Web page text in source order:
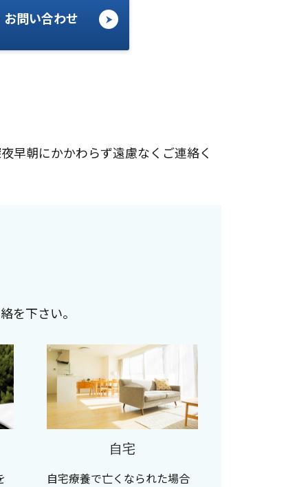
問い合わせ
早朝にかかわらず遠慮なくご連絡く
を下さい。
自宅
自宅療養で亡くなられた場合